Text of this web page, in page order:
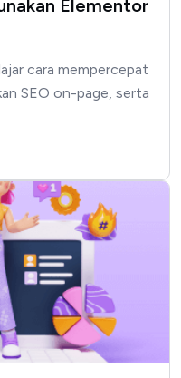
Elementor
cara mempercepat
SEO on-page, serta